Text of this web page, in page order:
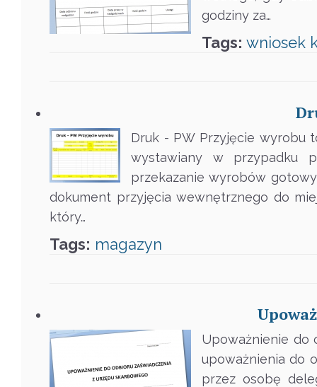
godziny za…
Tags: wniosek
Druk - PW Przyjęcie wyrobu
wystawiany w przypadku
przekazanie wyrobów
dokument przyjęcia wewnętrznego do
który…
Tags: magazyn
Upoważnienie do
upoważnienia do
przez osobę